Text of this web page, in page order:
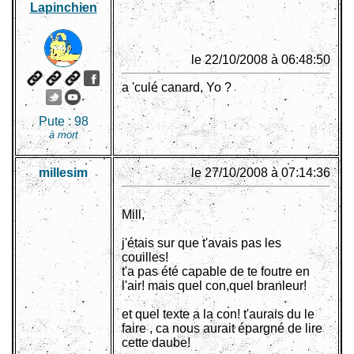
Lapinchien
Pute :98
à mort
le 22/10/2008 à 06:48:50
a 'culé canard, Yo ?
millesim le 27/10/2008 à 07:14:36
Mill,
j'étais sur que t'avais pas les
couilles!
t'a pas été capable de te foutre en
l'air! mais quel con,quel branleur!
et quel texte a la con! t'aurais du le
faire , ca nous aurait épargné de lire
cette daube!